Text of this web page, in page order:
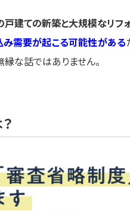
建ての新築と大規模なリフ
需要が起こる可能性がある
な話ではありません。